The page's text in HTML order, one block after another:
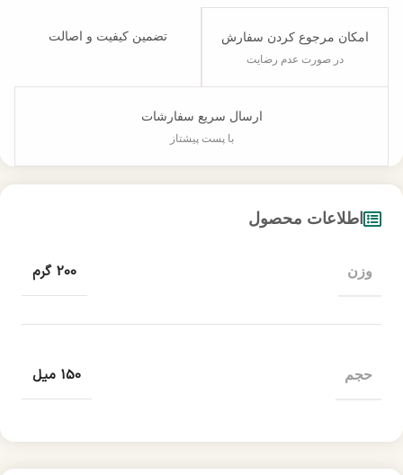
امکان مرجوع کردن سفارش
در صورت عدم رضایت
تضمین کیفیت و اصالت
ارسال سریع سفارشات
با پست پیشتاز
اطلاعات محصول
وزن 200 گرم
حجم 150 میل